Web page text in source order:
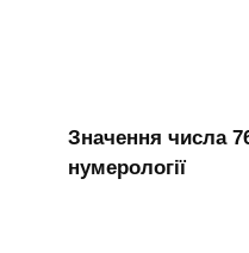
Значення числа
нумерології